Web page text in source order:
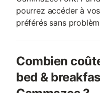
pourrez accéder à
préférés sans
Combien
bed &